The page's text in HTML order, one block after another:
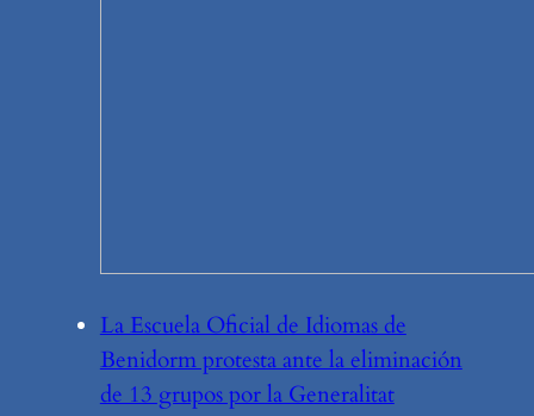
La Escuela Oficial de Idiomas de
Benidorm protesta ante la eliminación
de 13 grupos por la Generalitat